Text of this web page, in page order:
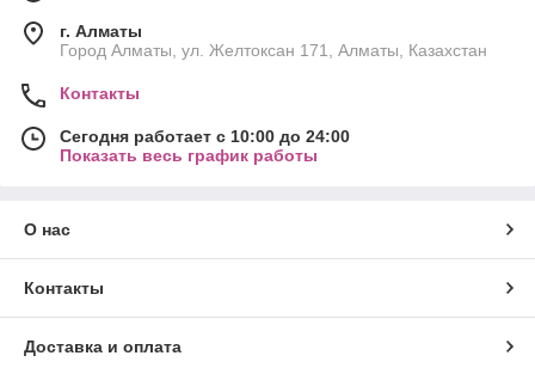
г. Алматы
Город Алматы, ул. Желтоксан 171, Алматы, Казахстан
Контакты
Сегодня работает с 10:00 до 24:00
Показать весь график работы
О нас
Контакты
Доставка и оплата